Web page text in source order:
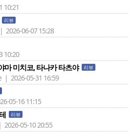
10:21
리뷰
2026-06-07 15:28
10:20
마 미치코, 타나카 타츠야 리뷰
| 2026-05-31 16:59
05-16 11:15
리뷰
05-10 20:55